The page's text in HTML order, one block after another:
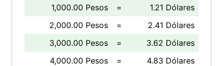
1,000.00 Pesos =
1.21 Dólares
2,000.00 Pesos
=
2.41 Dólares
3,000.00 Pesos
=
3.62 Dólares
4,000.00 Pesos
=
4.83 Dólares